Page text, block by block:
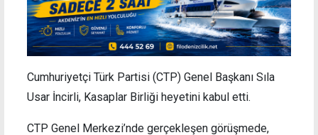
Cumhuriyetçi Türk Partisi (CTP) Genel Başkanı Sıla
Usar İncirli, Kasaplar Birliği heyetini kabul etti.
CTP Genel Merkezi’nde gerçekleşen görüşmede,